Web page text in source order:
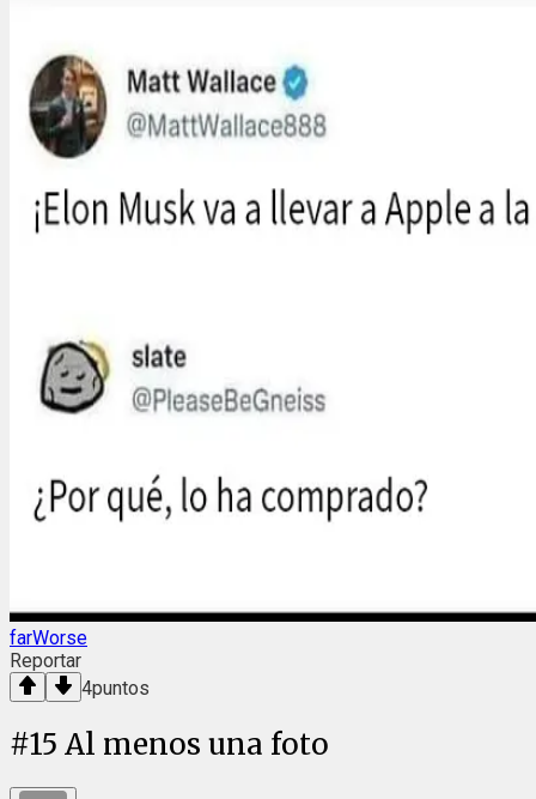
farWorse
Reportar
4puntos
#15 Al menos una foto